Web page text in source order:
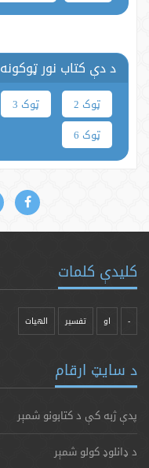
د دې کتاب نور ټوکونه
ټوک 2 ټوک 3
ټوک 6
کلیدې کلمات
- او تفسیر الهیات
د سایټ ارقام
پدې ژبه کې د کتابونو شمېر
د ډانلوډ کولو شمېر